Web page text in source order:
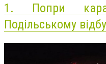
1. Попри
Подільському